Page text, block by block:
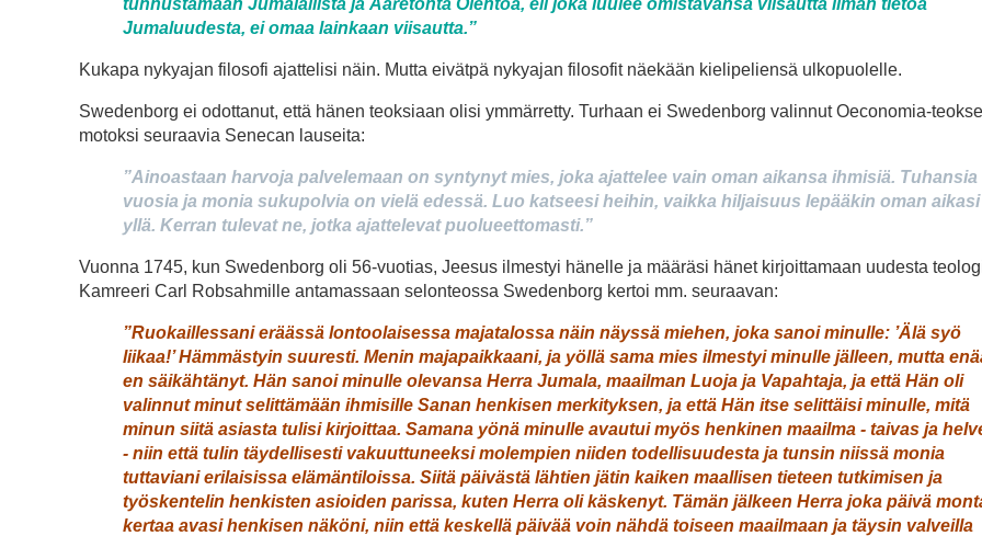
Jumaluudesta, ei omaa lain­kaan viisautta.”
Kukapa nykyajan filosofi ajattelisi näin. Mutta eivätpä nykyajan filosofit näe­kään kieli­peliensä ulko­puolelle.
Swedenborg ei odottanut, että hänen teoksiaan olisi ymmärretty. Turhaan ei Swedenborg valinnut Oeconomia-
motoksi seuraavia Senecan lauseita:
”Ainoastaan harvoja palvelemaan on syntynyt mies, joka ajattelee vain oman aikansa ihmisiä. Tuhansia
vuosia ja monia sukupolvia on vielä edessä. Luo kat­seesi heihin, vaikka hiljaisuus lepääkin oman aikasi
yllä. Kerran tulevat ne, jotka ajattelevat puolueettomasti.”
Vuonna 1745, kun Swedenborg oli 56-vuotias, Jeesus ilmestyi hänelle ja määräsi hänet kirjoittamaan uudesta
Kamreeri Carl Robsahmille antamassaan selonteossa Swedenborg kertoi mm. seuraavan:
”Ruokaillessani eräässä lontoolaisessa majatalossa näin näyssä mie­hen, joka sanoi minulle: ’Älä syö
liikaa!’ Hämmästyin suuresti. Menin majapaikkaani, ja yöllä sama mies ilmestyi minulle jälleen, mutta
en säikähtänyt. Hän sanoi minulle olevansa Herra Juma­la, maailman Luoja ja Vapahtaja, ja että Hän oli
valinnut minut selittämään ihmisille Sanan henkisen merki­tyk­sen, ja että Hän itse selittäi­si minulle, mitä
minun siitä asiasta tulisi kirjoittaa. Samana yönä minulle avau­tui myös henkinen maailma ‑ taivas ja
‑ niin että tulin täydellisesti vakuuttuneeksi molempien niiden to­dellisuudesta ja tunsin niissä monia
tuttaviani erilaisissa elämän­tiloissa. Siitä päivästä lähtien jätin kaiken maal­lisen tieteen tutkimisen ja
työskentelin henkisten asioi­den parissa, kuten Herra oli käskenyt. Tämän jälkeen Herra joka päivä
kertaa avasi henkisen näkö­ni, niin että keskellä päivää voin nähdä toiseen maa­ilmaan ja täysin valveilla